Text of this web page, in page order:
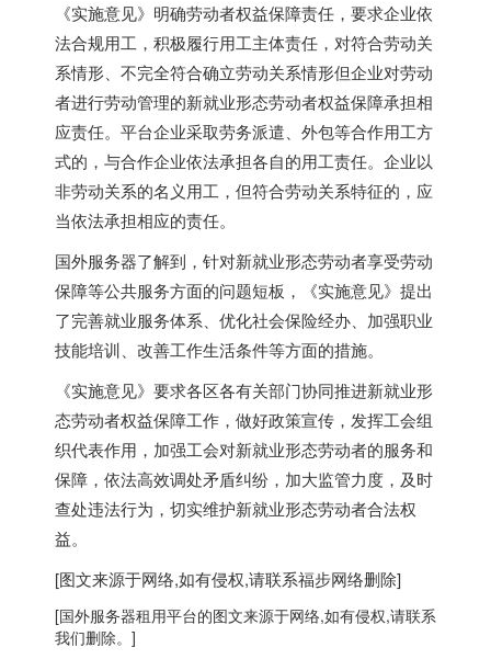
《实施意见》明确劳动者权益保障责任，要求企业依
法合规用工，积极履行用工主体责任，对符合劳动关
系情形、不完全符合确立劳动关系情形但企业对劳动
者进行劳动管理的新就业形态劳动者权益保障承担相
应责任。平台企业采取劳务派遣、外包等合作用工方
式的，与合作企业依法承担各自的用工责任。企业以
非劳动关系的名义用工，但符合劳动关系特征的，应
当依法承担相应的责任。
国外服务器了解到，针对新就业形态劳动者享受劳动
保障等公共服务方面的问题短板，《实施意见》提出
了完善就业服务体系、优化社会保险经办、加强职业
技能培训、改善工作生活条件等方面的措施。
《实施意见》要求各区各有关部门协同推进新就业形
态劳动者权益保障工作，做好政策宣传，发挥工会组
织代表作用，加强工会对新就业形态劳动者的服务和
保障，依法高效调处矛盾纠纷，加大监管力度，及时
查处违法行为，切实维护新就业形态劳动者合法权
益。
[图文来源于网络,如有侵权,请联系福步网络删除]
[国外服务器租用平台的图文来源于网络,如有侵权,请联系
我们删除。]